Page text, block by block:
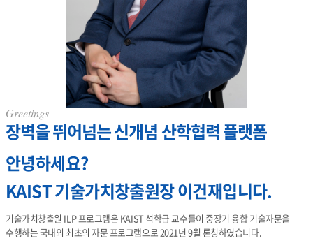
Greetings
장벽을 뛰어넘는 신개념 산학협력 플랫폼
안녕하세요?
KAIST 기술가치창출원장 이건재입니다.
기술가치창출원 ILP 프로그램은 KAIST 석학급 교수들이 중장기 융합 기술자문을
수행하는국내외 최초의 자문 프로그램으로 2021년 9월 론칭하였습니다.